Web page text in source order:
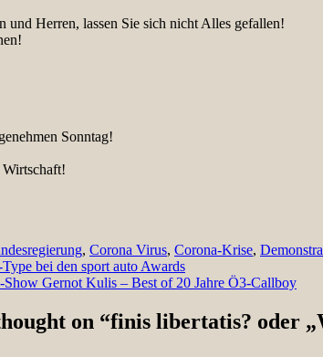
und Herren, lassen Sie sich nicht Alles gefallen!
Sonntag!
Wirtschaft!
, Corona Virus, Corona-Krise,
Type bei den sport auto Awards
Gernot Kulis – Best of 20 Jahre Ö3-Callboy
on “finis libertatis? oder